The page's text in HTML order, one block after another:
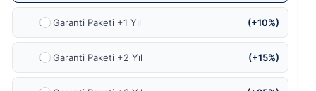
Ek Garanti Paketi +1 Yıl (+10%)
Ek Garanti Paketi +2 Yıl (+15%)